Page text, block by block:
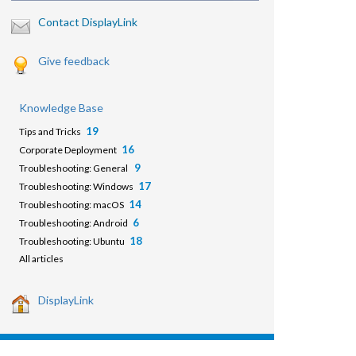
Contact DisplayLink
Give feedback
Knowledge Base
Tips and Tricks 19
Corporate Deployment 16
Troubleshooting: General 9
Troubleshooting: Windows 17
Troubleshooting: macOS 14
Troubleshooting: Android 6
Troubleshooting: Ubuntu 18
All articles
DisplayLink